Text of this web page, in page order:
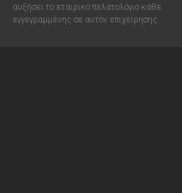
αυξήσει το εταιρικό πελατολόγιο κάθε
εγγεγραμμένης σε αυτόν επιχείρησης.